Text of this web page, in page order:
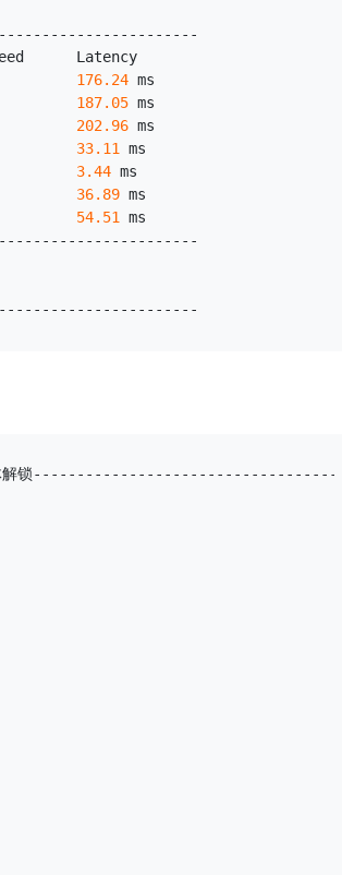
Speed      Latency
176.24 ms
187.05 ms
202.96 ms
33.11
ms
3.44 ms
36.89 ms
54.51
ms
解锁